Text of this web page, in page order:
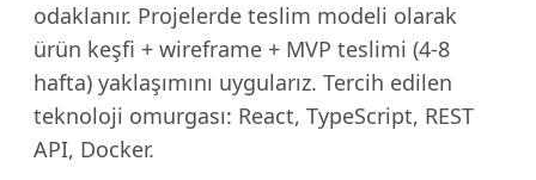
odaklanır. Projelerde teslim modeli olarak
ürün keşfi + wireframe + MVP teslimi (4-8
hafta) yaklaşımını uygularız. Tercih edilen
teknoloji omurgası: React, TypeScript, REST
API, Docker.